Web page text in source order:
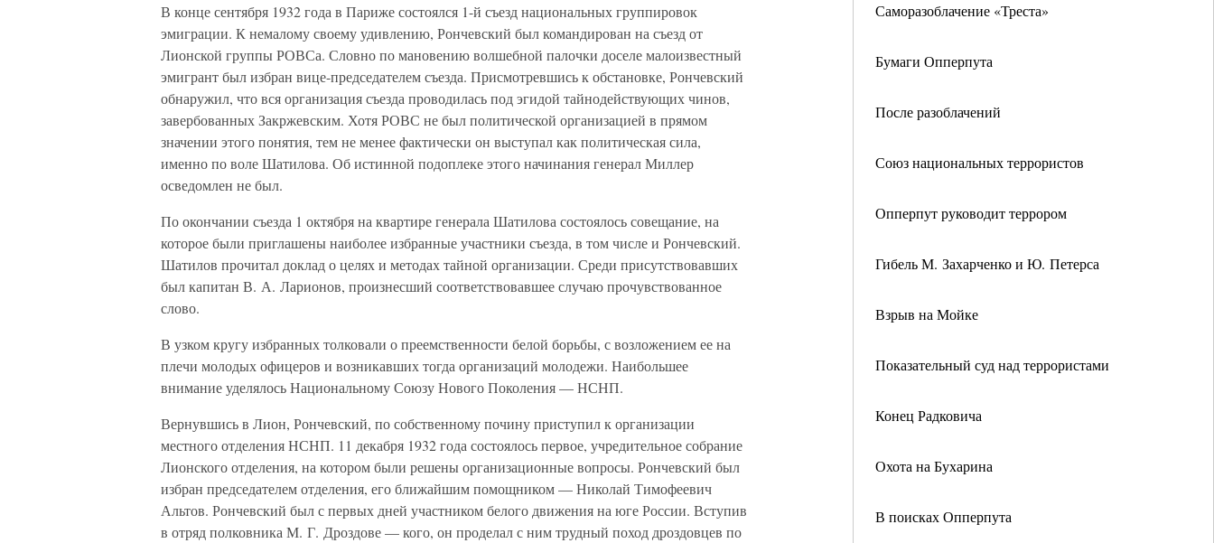
Саморазоблачение «Треста»
Бумаги Опперпута
После разоблачений
Союз национальных террористов
Опперпут руководит террором
Гибель М. Захарченко и Ю. Петерса
Взрыв на Мойке
Показательный суд над террористами
Конец Радковича
Охота на Бухарина
В поисках Опперпута
В конце сентября 1932 года в Париже состоялся 1-й съезд национальных группировок
эмиграции. К немалому своему удивлению, Рончевский был командирован на съезд от
Лионской группы РОВСа. Словно по мановению волшебной палочки доселе малоизвестный
эмигрант был избран вице-председателем съезда. Присмотревшись к обстановке, Рончевский
обнаружил, что вся организация съезда проводилась под эгидой тайнодействующих чинов,
завербованных Закржевским. Хотя РОВС не был политической организацией в прямом
значении этого понятия, тем не менее фактически он выступал как политическая сила,
именно по воле Шатилова. Об истинной подоплеке этого начинания генерал Миллер
осведомлен не был.
По окончании съезда 1 октября на квартире генерала Шатилова состоялось совещание, на
которое были приглашены наиболее избранные участники съезда, в том числе и Рончевский.
Шатилов прочитал доклад о целях и методах тайной организации. Среди присутствовавших
был капитан В. А. Ларионов, произнесший соответствовавшее случаю прочувствованное
слово.
В узком кругу избранных толковали о преемственности белой борьбы, с возложением ее на
плечи молодых офицеров и возникавших тогда организаций молодежи. Наибольшее
внимание уделялось Национальному Союзу Нового Поколения — НСНП.
Вернувшись в Лион, Рончевский, по собственному почину приступил к организации
местного отделения НСНП. 11 декабря 1932 года состоялось первое, учредительное собрание
Лионского отделения, на котором были решены организационные вопросы. Рончевский был
избран председателем отделения, его ближайшим помощником — Николай Тимофеевич
Альтов. Рончевский был с первых дней участником белого движения на юге России. Вступив
в отряд полковника М. Г. Дроздове — кого, он проделал с ним трудный поход дроздовцев по